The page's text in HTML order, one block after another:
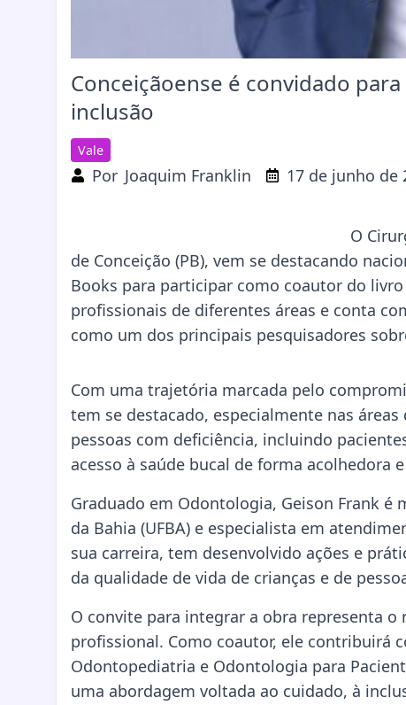
Conceiçãoense é convidado
inclusão
Vale
Por Joaquim Franklin 17 de junho de
O
de Conceição (PB), vem se destacando
Books para participar como coautor do livro
profissionais de diferentes áreas e conta
como um dos principais pesquisadores
Com uma trajetória marcada pelo
tem se destacado, especialmente nas
pessoas com deficiência, incluindo
acesso à saúde bucal de forma acolhedora
Graduado em Odontologia, Geison Frank é
da Bahia (UFBA) e especialista em
sua carreira, tem desenvolvido ações e
da qualidade de vida de crianças e de
O convite para integrar a obra representa
profissional. Como coautor, ele contribuirá
Odontopediatria e Odontologia para
uma abordagem voltada ao cuidado, à